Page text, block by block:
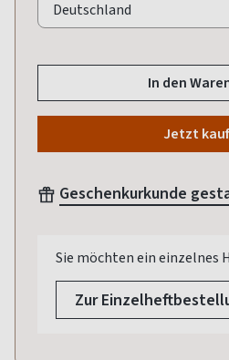
In den
Jetzt
Geschenkurkunde
Sie möchten ein einzelnes
Zur